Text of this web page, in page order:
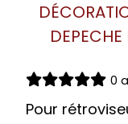
0
Pour